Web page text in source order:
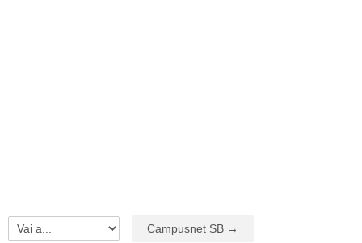
Vai a...
Campusnet SB →